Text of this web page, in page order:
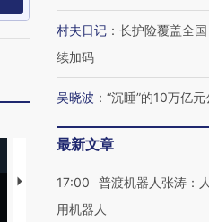
视线｜“入侵”还是“人道危
飞地休达
湖北宜昌
村夫日记 ： 长护险覆盖全
续加码
吴晓波 ： “沉睡”的10万亿
最新文章
17:00
普渡机器人张涛：
用机器人